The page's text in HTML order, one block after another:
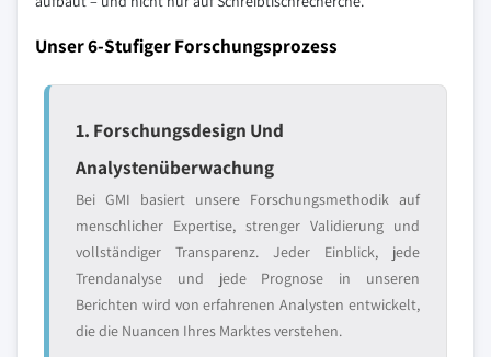
Unser 6-Stufiger Forschungsprozess
1. Forschungsdesign Und
Analystenüberwachung
Bei GMI basiert unsere Forschungsmethodik auf
menschlicher Expertise, strenger Validierung und
vollständiger Transparenz. Jeder Einblick, jede
Trendanalyse und jede Prognose in unseren
Berichten wird von erfahrenen Analysten entwickelt,
die die Nuancen Ihres Marktes verstehen.